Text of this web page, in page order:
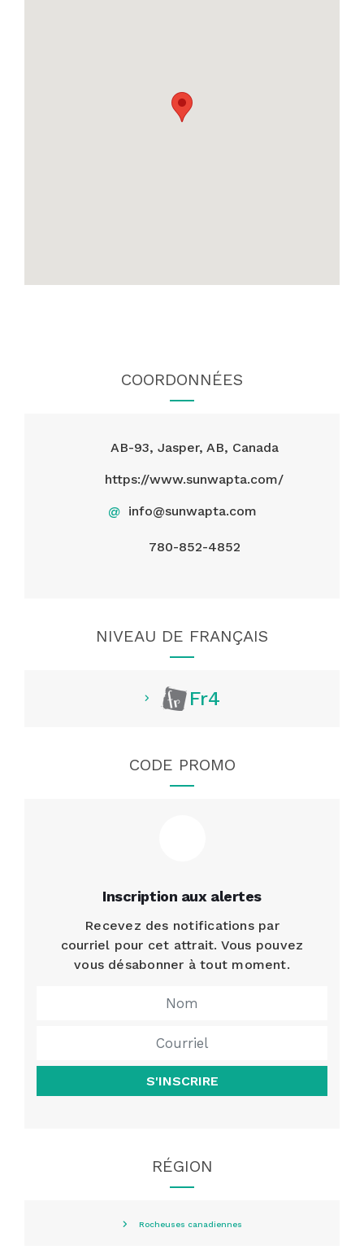
COORDONNÉES
AB-93, Jasper, AB, Canada
https://www.sunwapta.com/
@ info@sunwapta.com
780-852-4852
NIVEAU DE FRANÇAIS
Fr4
CODE PROMO
Inscription aux alertes
Recevez des notifications par
courriel pour cet attrait. Vous pouvez
vous désabonner à tout moment.
S'INSCRIRE
RÉGION
Rocheuses canadiennes